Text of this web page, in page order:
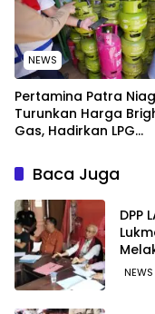
NEWS
Pertamina Patra
Turunkan Harga
Gas, Hadirkan LPG
Lebih Kompetitif
Baca Juga
‎DPP
NEWS